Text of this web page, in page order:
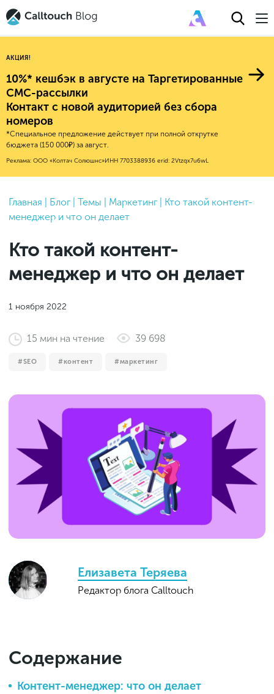
Авторитейл
Финансы
Е-коммерс
Недвижимость
HoReCa
Бьюти
Услуги
Фитнес
2025
2024
2022
2021
2020
2017
Новые продукты
Эксплейнеры
Обновления продуктов Calltouch
Обучение работы с инструментами
Calltouch
Индекс здоровья российского
Mental Health
Привлечение
Конверсия
Аналитика
Процессы и управление
Законы и документы
Старт и идеи
Продажи и маркетплейсы
Словарь маркетолога
Callday
MeetUp
Вебинары и практикумы
АКЦИЯ!
10%* кешбэк в августе на Таргетированные
СМС-рассылки
Контакт с новой аудиторией без сбора
номеров
*Специальное предложение действует при полной открутке
бюджета (150 000₽) за август.
Реклама: ООО «Колтач Солюшнс»ИНН 7703388936 erid: 2Vtzqx7u6wL
Главная Блог Темы Маркетинг
Кто такой контент-
менеджер и что он делает
Кто такой контент-
менеджер и что он делает
1 ноября 2022
15 мин на чтение 39 698
SEO контент маркетинг
Елизавета Теряева
Редактор блога Calltouch
Содержание
Контент-менеджер: что он делает